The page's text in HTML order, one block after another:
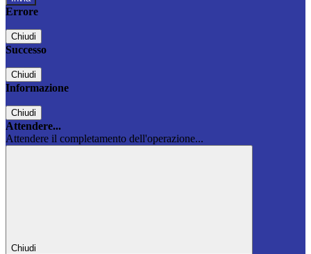
Errore
Chiudi
Successo
Chiudi
Informazione
Chiudi
Attendere...
Attendere il completamento dell'operazione...
Chiudi